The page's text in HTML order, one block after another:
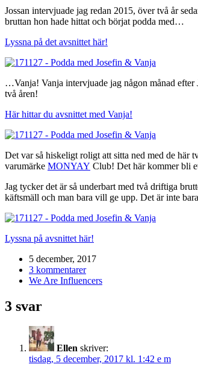
Jossan intervjuade jag redan 2015, över två år
bruttan hon hade hittat och börjat podda med…
Lyssna på det avsnittet här!
…Vanja! Vanja intervjuade jag någon månad efter
två åren!
Här hittar du avsnittet med Vanja!
Det var så hiskeligt roligt att sitta ned med de här
varumärke MONYAY Club! Det här kommer bli
Jag tycker det är så underbart med två driftiga
käftsmäll och man bara vill ge upp. Det är inte
Lyssna på avsnittet här!
5 december, 2017
3 kommentarer
We Are Influencers
3 svar
Ellen skriver:
tisdag, 5 december, 2017 kl. 1:42 e m